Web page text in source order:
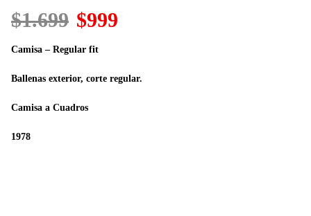
$1.699 El
precio
original
$1.699.
$999
$999.
Camisa – Regular fit
Ballenas exterior, corte regular.
Camisa a Cuadros
1978